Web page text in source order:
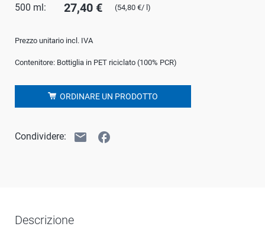
500 ml: 27,40 € (54,80 €/ l)
Prezzo unitario incl. IVA
Contenitore: Bottiglia in PET riciclato (100% PCR)
ORDINARE UN PRODOTTO
Condividere: email facebook
Descrizione